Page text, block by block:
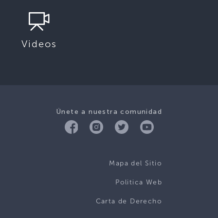
Videos
Únete a nuestra comunidad
Mapa del Sitio
Politica Web
Carta de Derecho